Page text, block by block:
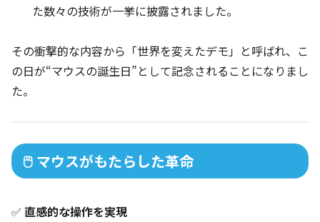
た数々の技術が一挙に披露されました。
その衝撃的な内容から「世界を変えたデモ」と呼ばれ、こ
の日が“マウスの誕生日”として記念されることになりまし
た。
🖱️ マウスがもたらした革命
✅ 直感的な操作を実現